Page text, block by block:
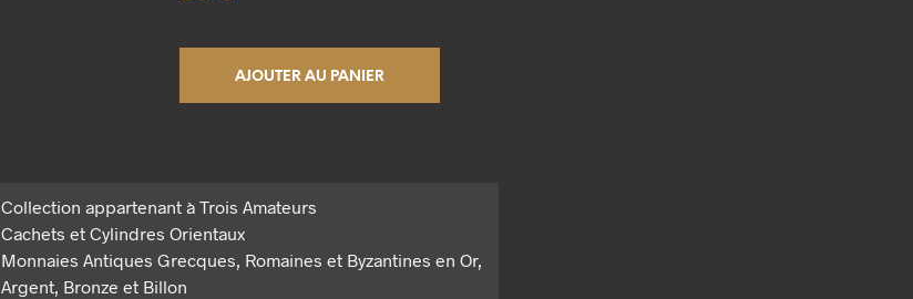
AJOUTER AU PANIER
Collection appartenant à Trois Amateurs
Cachets et Cylindres Orientaux
Monnaies Antiques Grecques, Romaines et Byzantines en Or,
Argent, Bronze et Billon